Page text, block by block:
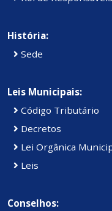
História:
Sede
Leis Municipais:
Código Tributário
Decretos
Lei Orgânica
Leis
Conselhos: